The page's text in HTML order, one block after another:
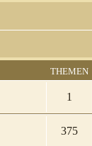
THEMEN
1
375